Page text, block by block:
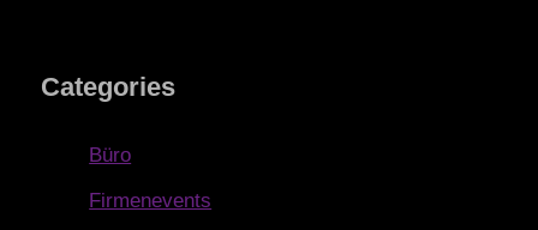
Categories
Büro
Firmenevents